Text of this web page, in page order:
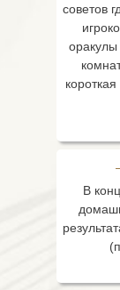
советов
оракулы
В